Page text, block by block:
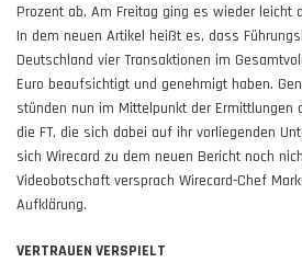
Prozent ab. Am Freitag ging es wieder leicht
In dem neuen Artikel heißt es, dass
Deutschland vier Transaktionen im
Euro beaufsichtigt und genehmigt haben.
stünden nun im Mittelpunkt der Ermittlungen
die FT, die sich dabei auf ihr vorliegenden
sich Wirecard zu dem neuen Bericht noch
Videobotschaft versprach Wirecard-Chef
Aufklärung.
VERTRAUEN VERSPIELT